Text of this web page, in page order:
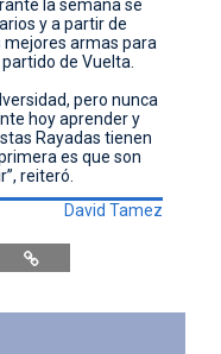
la semana se
y a partir de
armas para
de Vuelta.
pero nunca
hoy aprender y
Rayadas tienen
es que son
reiteró.
David Tamez